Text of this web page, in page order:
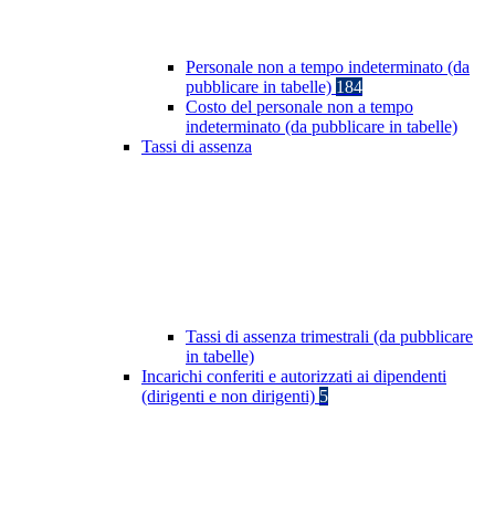
Personale non a tempo indeterminato (da
pubblicare in tabelle) 184
Costo del personale non a tempo
indeterminato (da pubblicare in tabelle)
Tassi di assenza
Tassi di assenza trimestrali (da pubblicare
in tabelle)
Incarichi conferiti e autorizzati ai dipendenti
(dirigenti e non dirigenti) 5